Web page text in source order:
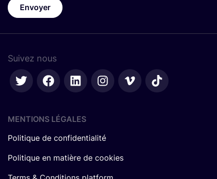
Envoyer
Suivez nous
MENTIONS LÉGALES
Politique de confidentialité
Politique en matière de cookies